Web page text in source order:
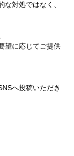
対処ではなく、
望に応じてご提供
へ投稿いただき